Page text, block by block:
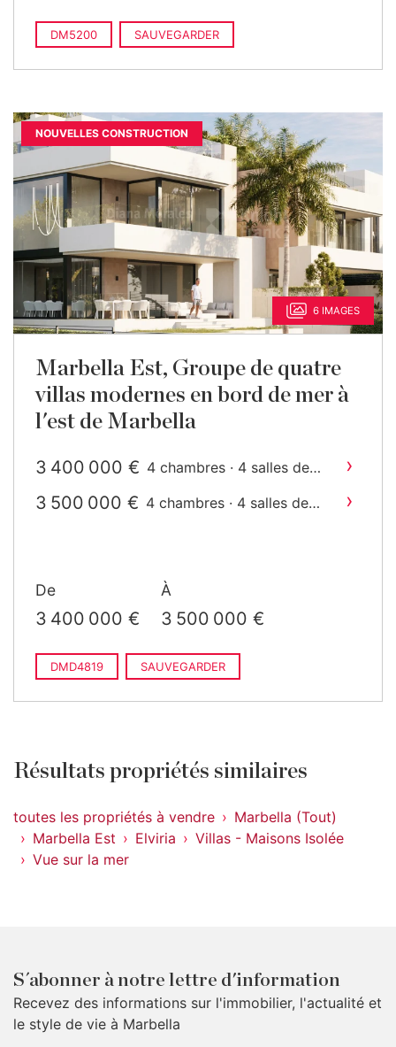
DM5200 SAUVEGARDER
NOUVELLES CONSTRUCTION
6 IMAGES
Marbella Est, Groupe de quatre
villas modernes en bord de mer à
l'est de Marbella
3 400 000 € 4 chambres · 4 salles de
›
3 500 000 € 4 chambres · 4 salles de
›
De
3 400 000 €
À
3 500 000 €
DMD4819 SAUVEGARDER
Résultats propriétés similaires
toutes les propriétés à vendre
Marbella (Tout)
Marbella Est
Elviria
Villas - Maisons Isolée
Vue sur la mer
S´abonner à notre lettre d'information
Recevez des informations sur l'immobilier, l'actualité et
le style de vie à Marbella